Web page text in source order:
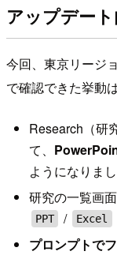
アップデー
今回、東京リージ
で確認できた挙動
Research（研
て、
ようになりま
研究の一覧画
PPT / Excel
プロンプトで